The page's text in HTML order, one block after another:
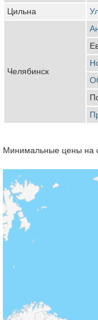
Цильна
Челябинск
Минимальные цены на